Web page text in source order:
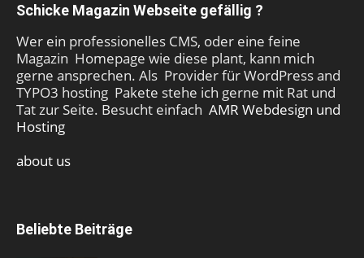
Schicke Magazin Webseite gefällig ?
Wer ein professionelles CMS, oder eine feine
Magazin Homepage wie diese plant, kann mich
gerne ansprechen. Als Provider für WordPress and
TYPO3 hosting Pakete stehe ich gerne mit Rat und
Tat zur Seite. Besucht einfach AMR Webdesign und
Hosting
about us
Beliebte Beiträge